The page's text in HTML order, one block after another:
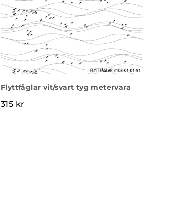
Flyttfåglar vit/svart tyg metervara
315 kr